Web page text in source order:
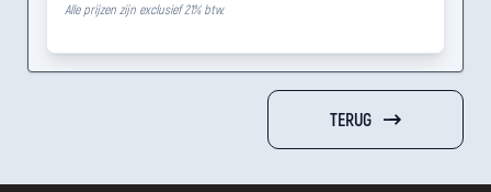
Alle prijzen zijn exclusief 21% btw.
TERUG